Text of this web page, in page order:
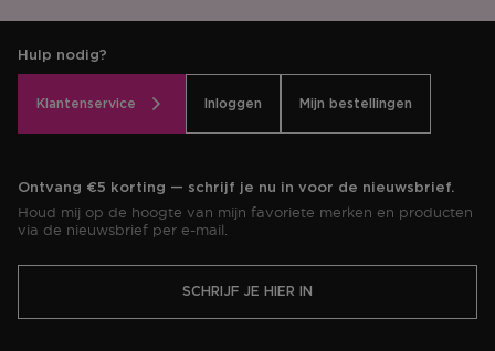
Hulp nodig?
Klantenservice Inloggen Mijn bestellingen
Ontvang €5 korting — schrijf je nu in voor de nieuwsbrief.
Houd mij op de hoogte van mijn favoriete merken en producten
via de nieuwsbrief per e-mail.
SCHRIJF JE HIER IN